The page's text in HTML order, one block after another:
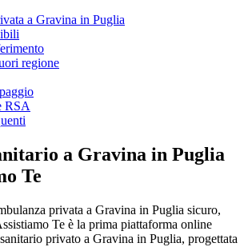
a Gravina in Puglia
regione
RSA
a Gravina in Puglia
Te
privata a Gravina in Puglia sicuro,
Te è la prima piattaforma online
privato a Gravina in Puglia, progettata